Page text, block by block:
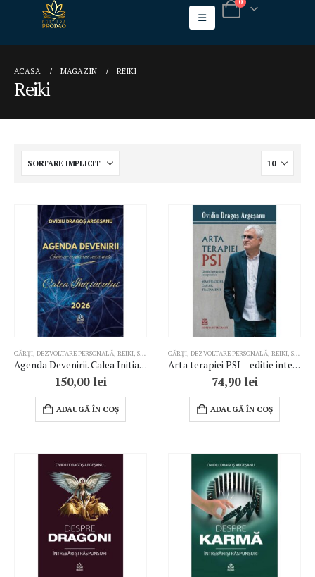
ACASA MAGAZIN REIKI
Reiki
CĂRȚI, DEZVOLTARE PERSONALĂ, REIKI, SPIRITUALITATE , TERAPII COMPLEMENTARE
Agenda Devenirii. Calea Initiatului
150,00 lei
ADAUGĂ ÎN COȘ
CĂRȚI, DEZVOLTARE PERSONALĂ, REIKI, SPIRITUALITATE
Arta terapiei PSI – editie integrala
74,90 lei
ADAUGĂ ÎN COȘ